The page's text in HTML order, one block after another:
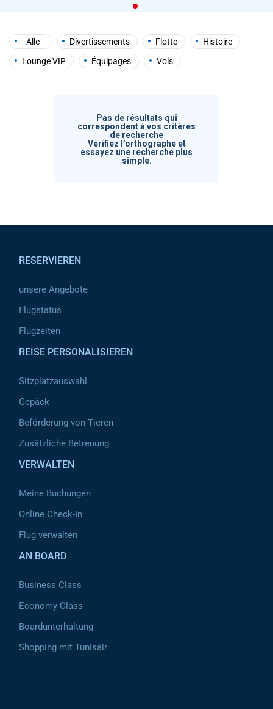
and
interact
with
the
content.
- Alle - Divertissements Flotte
Histoire
Lounge VIP
Équipages Vols
Pas de résultats qui
correspondent à vos critères
de recherche
Vérifiez l’orthographe et
essayez une recherche plus
simple.
RESERVIEREN
unsere Angebote
Flugstatus
Flugzeiten
REISE PERSONALISIEREN
Sitzplatzauswahl
Gepäck
Beförderung von Tieren
Zusätzliche Betreuung
VERWALTEN
Meine Buchungen
Online Check-In
Flug verwalten
AN BOARD
Business Class
Economy Class
Boardunterhaltung
Shopping mit Tunisair